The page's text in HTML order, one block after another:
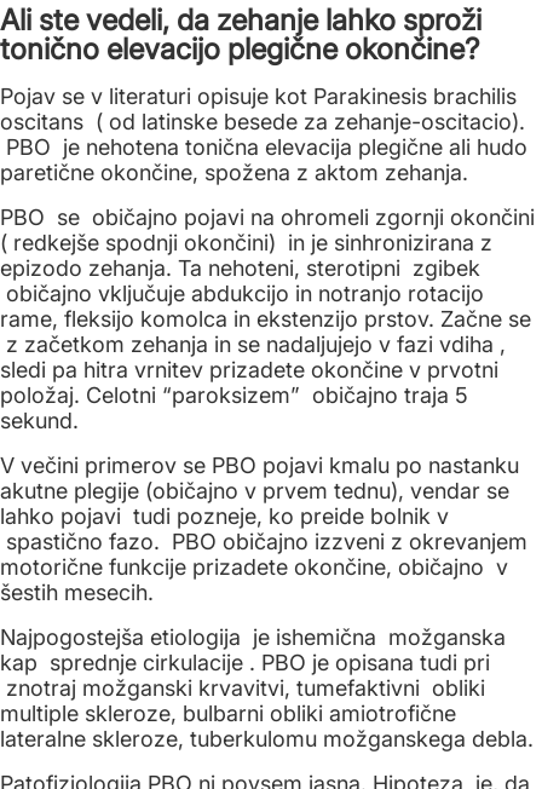
Ali ste vedeli, da zehanje lahko sproži
tonično elevacijo plegične okončine?
Pojav se v literaturi opisuje kot Parakinesis brachilis
oscitans ( od latinske besede za zehanje-oscitacio).
PBO je nehotena tonična elevacija plegične ali hudo
paretične okončine, spožena z aktom zehanja.
PBO se običajno pojavi na ohromeli zgornji okončini
( redkejše spodnji okončini) in je sinhronizirana z
epizodo zehanja. Ta nehoteni, sterotipni zgibek
običajno vključuje abdukcijo in notranjo rotacijo
rame, fleksijo komolca in ekstenzijo prstov. Začne se
z začetkom zehanja in se nadaljujejo v fazi vdiha ,
sledi pa hitra vrnitev prizadete okončine v prvotni
položaj. Celotni “paroksizem” običajno traja 5
sekund.
V večini primerov se PBO pojavi kmalu po nastanku
akutne plegije (običajno v prvem tednu), vendar se
lahko pojavi tudi pozneje, ko preide bolnik v
spastično fazo. PBO običajno izzveni z okrevanjem
motorične funkcije prizadete okončine, običajno v
šestih mesecih.
Najpogostejša etiologija je ishemična možganska
kap sprednje cirkulacije . PBO je opisana tudi pri
znotraj možganski krvavitvi, tumefaktivni obliki
multiple skleroze, bulbarni obliki amiotrofične
lateralne skleroze, tuberkulomu možganskega debla.
Patofiziologija PBO ni povsem jasna. Hipoteza je, da